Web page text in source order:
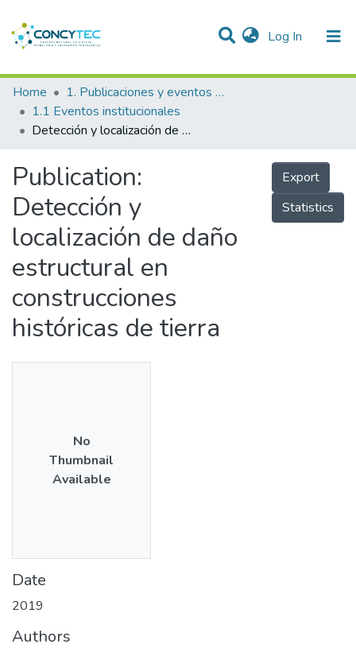
Log In (current)
Communities & Collections
Research Outputs
People
Statistics
Home
1. Publicaciones y eventos institucionales
1.1 Eventos institucionales
Detección y localización de daño estructural en construcciones históricas de tierra
Publication:
Detección y
localización de daño
estructural en
construcciones
históricas de tierra
Export
Statistics
No
Thumbnail
Available
Date
2019
Authors